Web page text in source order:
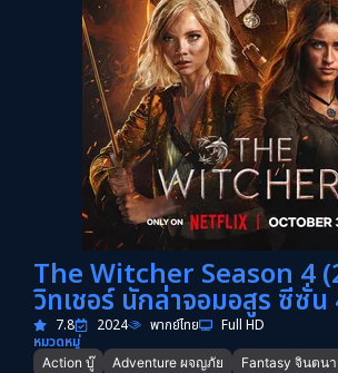
The Witcher Season 4
วิทเชอร์ นักล่าจอมอสูร ซีซั่น
7.8 2024 พากย์ไทย
Full HD
หมวดหมู่
Action บู๊ Adventure ผจญภัย
Fantasy จินตน